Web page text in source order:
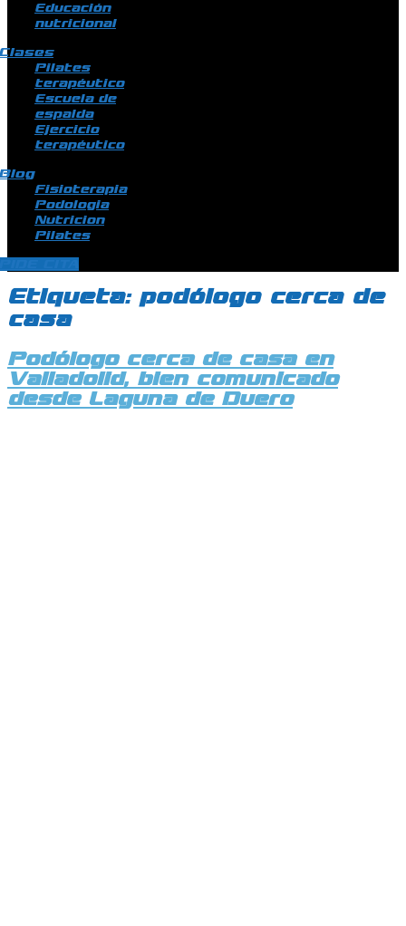
Educación
nutricional
Pilates
terapéutico
Escuela de
espalda
Ejercicio
terapéutico
Fisioterapia
Podologia
Nutricion
Pilates
Etiqueta: podólogo cerca de
casa
Podólogo cerca de casa en
Valladolid, bien comunicado
desde Laguna de Duero